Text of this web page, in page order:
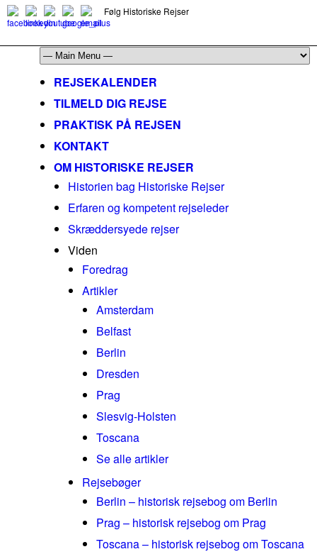
Følg Historiske Rejser
REJSEKALENDER
TILMELD DIG REJSE
PRAKTISK PÅ REJSEN
KONTAKT
OM HISTORISKE REJSER
Historien bag Historiske Rejser
Erfaren og kompetent rejseleder
Skræddersyede rejser
Viden
Foredrag
Artikler
Amsterdam
Belfast
Berlin
Dresden
Prag
Slesvig-Holsten
Toscana
Se alle artikler
Rejsebøger
Berlin – historisk rejsebog om Berlin
Prag – historisk rejsebog om Prag
Toscana – historisk rejsebog om Toscana